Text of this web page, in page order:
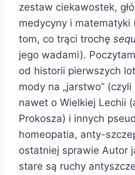
zestaw ciekawostek,
medycyny i
tom, co trąci trochę
jego wadami).
od historii pierwszych
mody na „jarstwo”
nawet o Wielkiej Lechii
Prokosza) i innych
homeopatia, anty-
ostatniej sprawie Autor
stare są ruchy